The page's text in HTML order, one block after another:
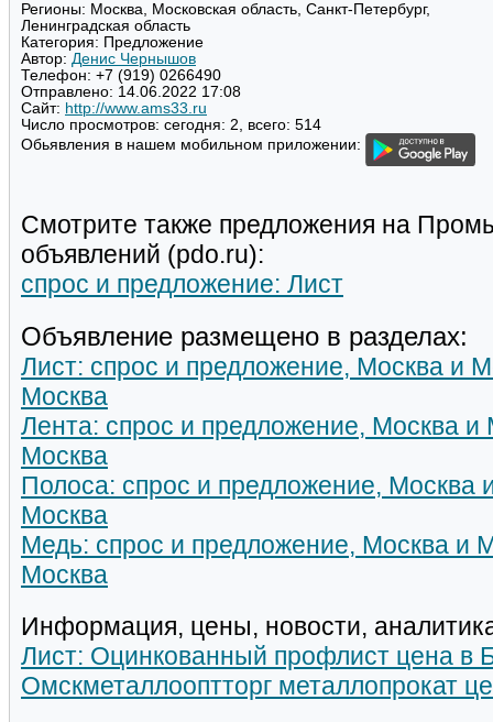
Регионы: Москва, Московская область, Санкт-Петербург,
Ленинградская область
Категория: Предложение
Автор: Денис Чернышов
Телефон: +7 (919) 0266490
Отправлено: 14.06.2022 17:08
Сайт: http://www.ams33.ru
Число просмотров: сегодня: 2, всего: 514
Обьявления в нашем мобильном приложении:
Смотрите также предложения на
объявлений (pdo.ru):
спрос и предложение: Лист
Объявление размещено в разделах:
Лист: спрос и предложение, Москва и
Москва
Лента: спрос и предложение, Москва и
Москва
Полоса: спрос и предложение, Москва
Москва
Медь: спрос и предложение, Москва и
Москва
Информация, цены, новости,
Лист: Оцинкованный профлист цена в
Омскметаллооптторг металлопрокат